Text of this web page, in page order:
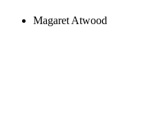
Magaret Atwood